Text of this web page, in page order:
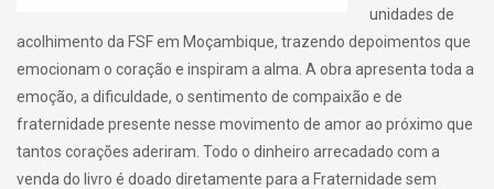
unidades de
acolhimento da FSF em Moçambique, trazendo depoimentos que
emocionam o coração e inspiram a alma. A obra apresenta toda a
emoção, a dificuldade, o sentimento de compaixão e de
fraternidade presente nesse movimento de amor ao próximo que
tantos corações aderiram. Todo o dinheiro arrecadado com a
venda do livro é doado diretamente para a Fraternidade sem